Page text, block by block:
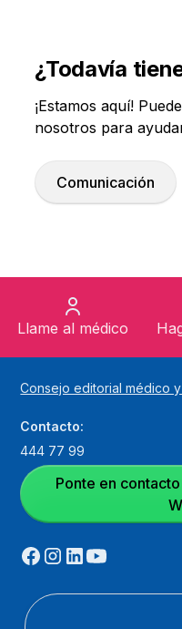
¿Todavía
¡Estamos aquí!
nosotros para
Comunicación
Llame al médico
Consejo editorial médico
Contacto:
444 77 99
Ponte en